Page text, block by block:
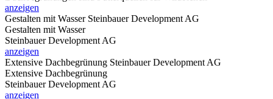
anzeigen
Gestalten mit Wasser Steinbauer Development AG
Gestalten mit Wasser
Steinbauer Development AG
anzeigen
Extensive Dachbegrünung Steinbauer Development AG
Extensive Dachbegrünung
Steinbauer Development AG
anzeigen